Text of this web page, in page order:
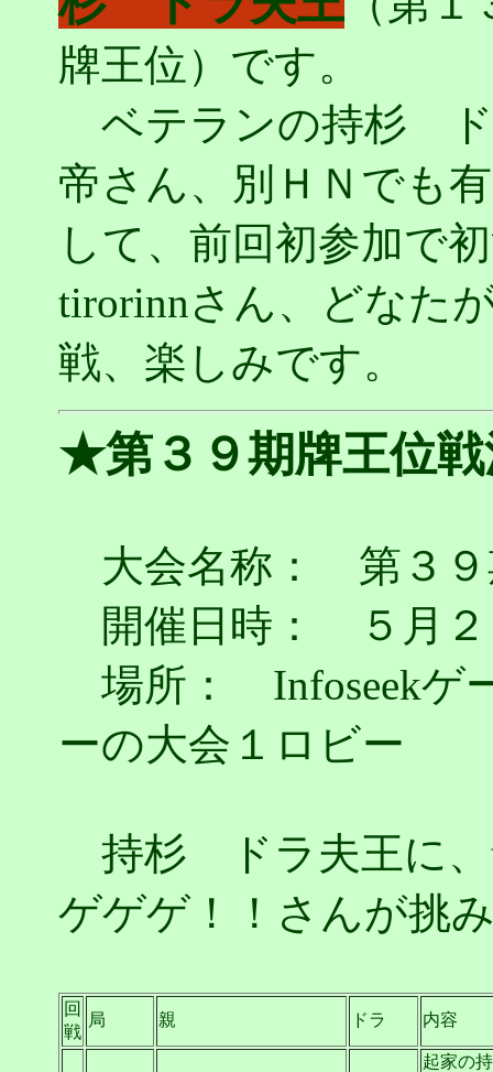
牌王位）です。
ベテランの持杉 ド
帝さん、別ＨＮでも
して、前回初参加で
tirorinnさん、どなた
戦、楽しみです。
★第３９期牌王位戦
大会名称： 第３
開催日時： ５月２
場所： Infoseekゲ
ーの大会１ロビー
持杉 ドラ夫王に、
ゲゲゲ！！さんが挑
回
戦
局 親 ドラ 内容
起家の